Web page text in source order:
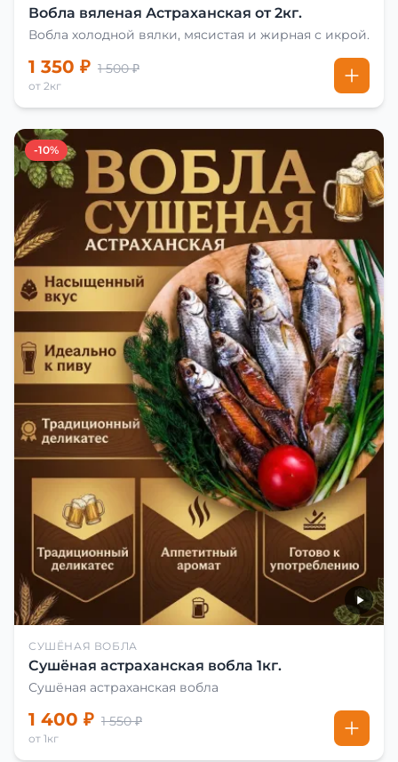
Вобла вяленая Астраханская от 2кг.
Вобла холодной вялки, мясистая и жирная с икрой.
1 350 ₽ 1 500 ₽
от 2кг
-10%
СУШЁНАЯ ВОБЛА
Сушёная астраханская вобла 1кг.
Сушёная астраханская вобла
1 400 ₽ 1 550 ₽
от 1кг